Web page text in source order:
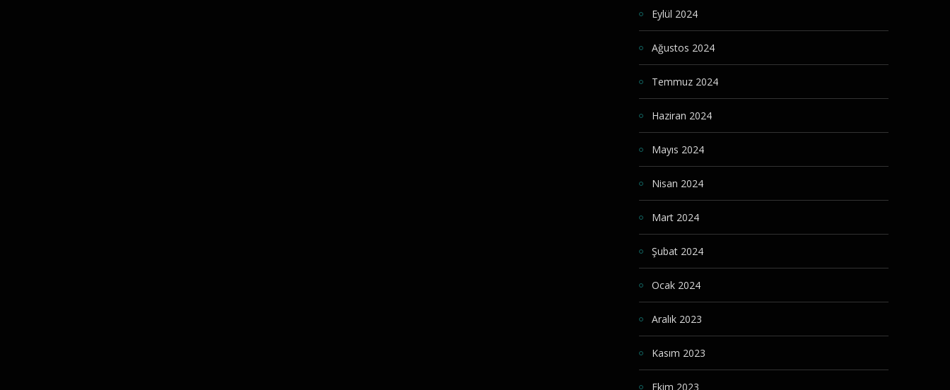
Eylül 2024
Ağustos 2024
Temmuz 2024
Haziran 2024
Mayıs 2024
Nisan 2024
Mart 2024
Şubat 2024
Ocak 2024
Aralık 2023
Kasım 2023
Ekim 2023